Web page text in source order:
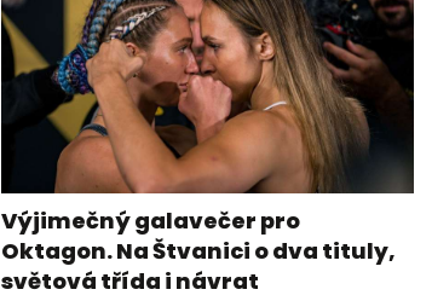
Výjimečný galavečer pro
Oktagon. Na Štvanici o dva tituly,
světová třída i návrat